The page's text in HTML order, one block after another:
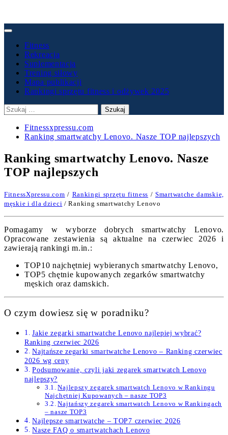
Primary
Fitness
Rekreacja
Suplementacja
Trening siłowy
Mapa publikacji
Rankingi sprzętu fitness i odżywek 2025
Szukaj:
Fitnessxpressu.com
Ranking smartwatchy Lenovo. Nasze TOP najlepszych
Ranking smartwatchy Lenovo. Nasze
TOP najlepszych
FitnessXpressu.com / Rankingi sprzętu fitness /Smartwatche damskie,
męskie i dla dzieci / Ranking smartwatchy Lenovo
Pomagamy w wyborze dobrych smartwatchy Lenovo.
Opracowane zestawienia są aktualne na czerwiec 2026 i
zawierają rankingi m.in.:
TOP10 najchętniej wybieranych smartwatchy Lenovo,
TOP5 chętnie kupowanych zegarków smartwatchy
męskich oraz damskich.
O czym dowiesz się w poradniku?
Jakie zegarki smartwatche Lenovo najlepiej wybrać?
Ranking czerwiec 2026
Najtańsze zegarki smartwatche Lenovo – Ranking czerwiec
2026 wg ceny
Podsumowanie, czyli jaki zegarek smartwatch Lenovo
najlepszy?
Najlepszy zegarek smartwatch Lenovo w Rankingu
Najchętniej Kupowanych – nasze TOP3
Najtańszy zegarek smartwatch Lenovo w Rankingach
– nasze TOP3
Najlepsze smartwatche – TOP7 czerwiec 2026
Nasze FAQ o smartwatchach Lenovo